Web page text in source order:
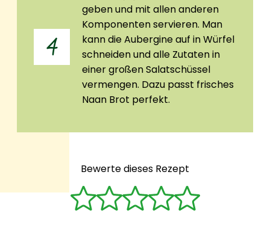
4
geben und mit allen anderen
Komponenten servieren. Man
kann die Aubergine auf in Würfel
schneiden und alle Zutaten in
einer großen Salatschüssel
vermengen. Dazu passt frisches
Naan Brot perfekt.
Bewerte dieses Rezept